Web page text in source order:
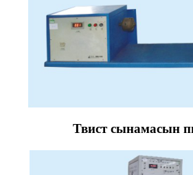
Твист сынамасын